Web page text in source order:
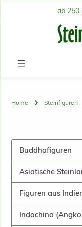
Zum Hauptinhaltab 250
Home Steinfiguren
Buddhafiguren
Asiatische
Figuren aus
Indochina